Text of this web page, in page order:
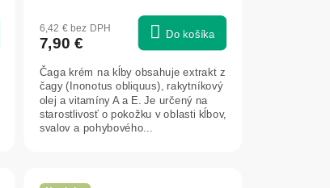
6,42 € bez DPH
7,90 € Do košíka
Čaga krém na kĺby obsahuje extrakt z
čagy (Inonotus obliquus), rakytníkový
olej a vitamíny A a E. Je určený na
starostlivosť o pokožku v oblasti kĺbov,
svalov a pohybového...